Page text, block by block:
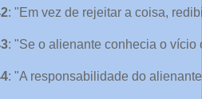
: "Em vez de rejeitar a coisa,
: "Se o alienante conhecia o vício
: "A responsabilidade do